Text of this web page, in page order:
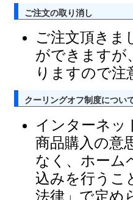
ご注文の取り消し
ご注文頂きま
ができますが
りますので注
クーリングオフ制度につい
インターネッ
商品購入の意
なく、ホーム
込みを行うこ
法律」で定め